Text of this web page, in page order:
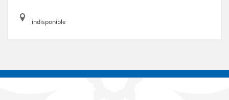
indisponible